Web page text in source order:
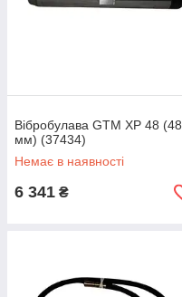
Вібробулава GTM XP 48 (48
мм) (37434)
Немає в наявності
6 341 ₴